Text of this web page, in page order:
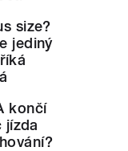
size?
jediný
končí
jízda